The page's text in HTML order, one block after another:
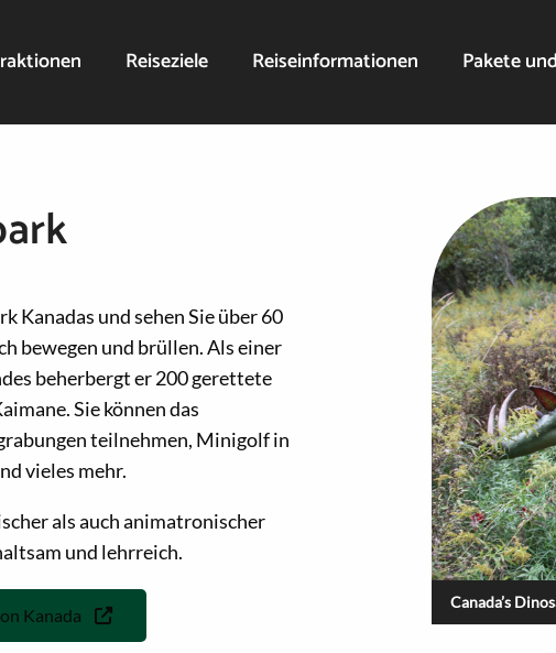
Reiseziele Reiseinformationen Pakete
Kanadas und sehen Sie über 60
bewegen und brüllen. Als einer
beherbergt er 200 gerettete
Sie können das
teilnehmen, Minigolf in
vieles mehr.
als auch animatronischer
und lehrreich.
Kanada
Canada’s